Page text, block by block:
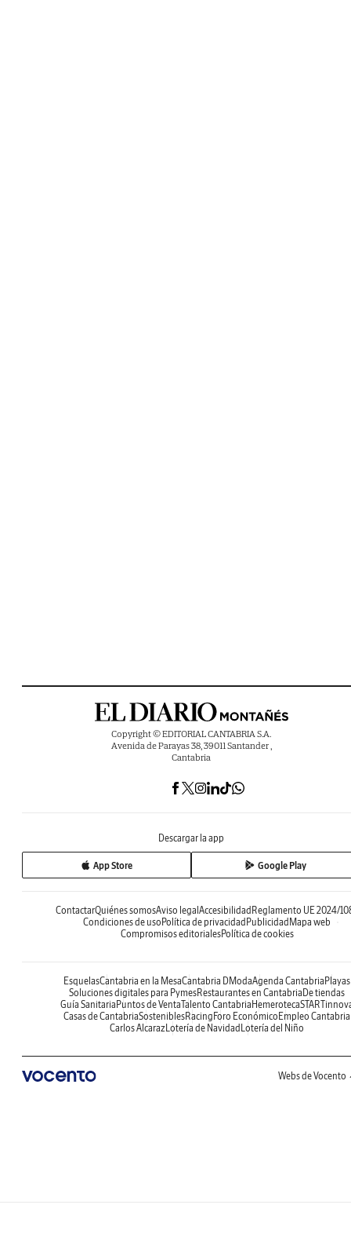
Copyright © EDITORIAL CANTABRIA S.A.
Avenida de Parayas 38, 39011 Santander ,
Cantabria
Descargar la app
App Store Google Play
ContactarQuiénes somosAviso legal Accesibilidad Reglamento UE 2024/
Condiciones de uso Política de privacidad Publicidad Mapa web
Compromisos editorialesPolítica de cookies
EsquelasCantabria en la MesaCantabria DModaAgenda Cantabria Playas
Soluciones digitales para PymesRestaurantes en Cantabria De tiendas
Guía Sanitaria Puntos de VentaTalento Cantabria Hemeroteca
Casas de CantabriaSosteniblesRacing Foro Económico Empleo Cantabria
Carlos AlcarazLotería de Navidad Lotería del Niño
Webs de Vocento